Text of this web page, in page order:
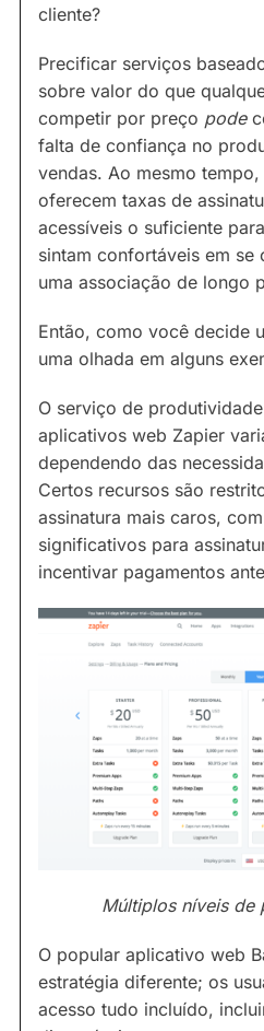
cliente?
Precificar serviços
sobre valor do que
competir por preço pode
falta de confiança no
vendas. Ao mesmo
oferecem taxas de
acessíveis o suficiente
sintam confortáveis em se
uma associação de longo
Então, como você decide
uma olhada em alguns
O serviço de
aplicativos web Zapier
dependendo das
Certos recursos são
assinatura mais caros,
significativos para
incentivar pagamentos
Múltiplos níveis de
O popular aplicativo web
estratégia diferente; os
acesso tudo incluído,